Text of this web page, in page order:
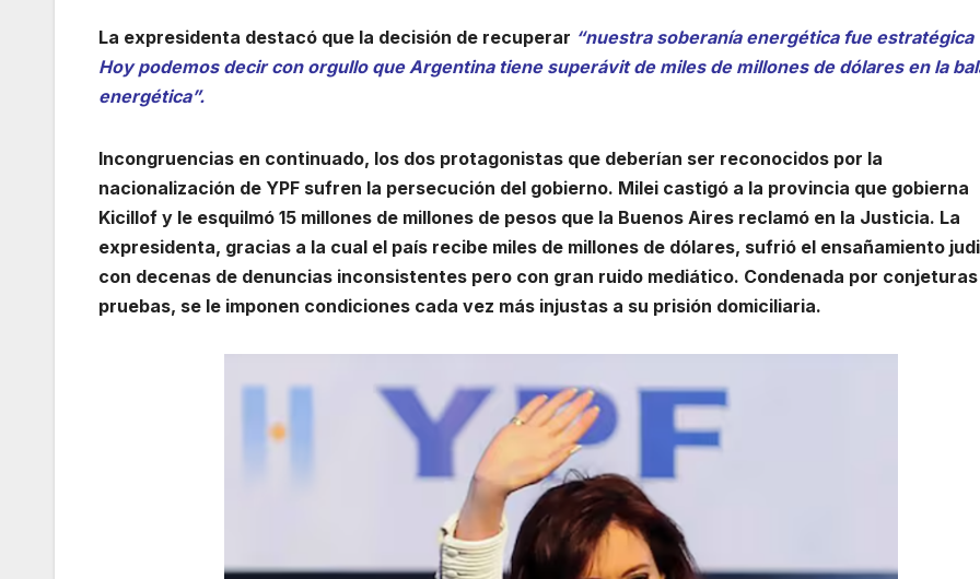
La expresidenta destacó que la decisión de recuperar “nuestra soberanía energética fue
Hoy podemos decir con orgullo que Argentina tiene superávit de miles de millones de dólares en la
energética”.
Incongruencias en continuado, los dos protagonistas que deberían ser reconocidos por la
nacionalización de YPF sufren la persecución del gobierno. Milei castigó a la provincia que gobierna
Kicillof y le esquilmó 15 millones de millones de pesos que la Buenos Aires reclamó en la Justicia. La
expresidenta, gracias a la cual el país recibe miles de millones de dólares, sufrió el ensañamiento
con decenas de denuncias inconsistentes pero con gran ruido mediático. Condenada por
pruebas, se le imponen condiciones cada vez más injustas a su prisión domiciliaria.